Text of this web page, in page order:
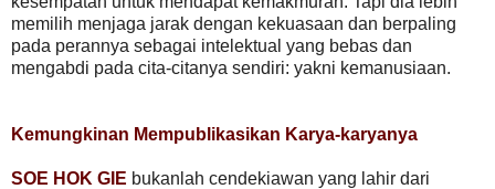
memilih menjaga jarak dengan kekuasaan dan berpaling
pada perannya sebagai intelektual yang bebas dan
mengabdi pada cita-citanya sendiri: yakni kemanusiaan.
Kemungkinan Mempublikasikan Karya-karyanya
SOE HOK GIE bukanlah cendekiawan yang lahir dari